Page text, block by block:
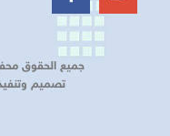
جميع الحقوق محفوظة © 2025 |
تصميم وتنفيذ